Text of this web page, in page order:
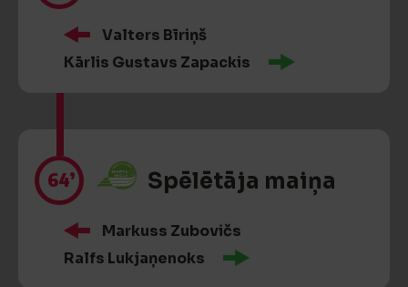
Valters Bīriņš
Kārlis Gustavs Zapackis
64’ Spēlētāja maiņa
Markuss Zubovičs
Ralfs Lukjaņenoks